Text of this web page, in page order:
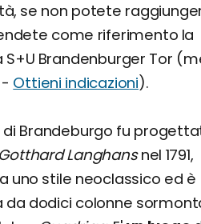
se non potete
come riferimento la
Brandenburger Tor
Ottieni indicazioni).
di Brandeburgo fu
Langhansnel 1791,
uno stile neoclassico ed è
dodici colonne